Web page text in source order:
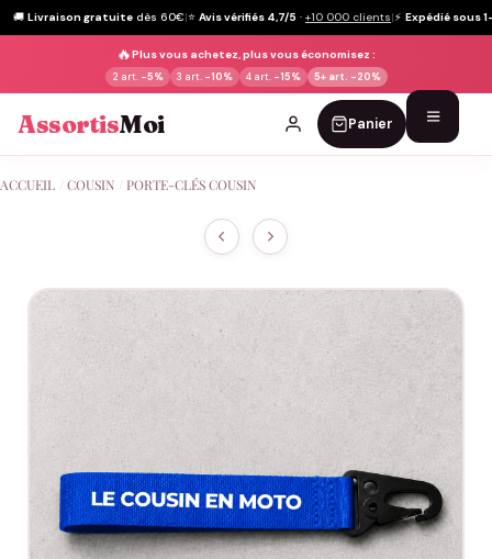
🚚 Livraison gratuite dès 60€|⭐ Avis vérifiés 4,7/5 · +10 000 clients|⚡ Expédié sous
🔥Plus vous achetez, plus vous économisez :
2 art. -5% 3 art. -10% 4 art. -15% 5+ art. -20%
AssortisMoi Panier
au
ACCUEIL COUSIN PORTE-CLÉS COUSIN